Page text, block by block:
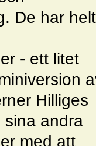
De har helt
- ett litet
Hilliges
sina andra
med att